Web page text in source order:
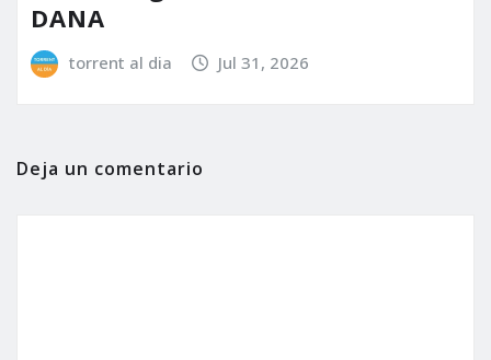
DANA
torrent al dia Jul 31, 2026
Deja un comentario